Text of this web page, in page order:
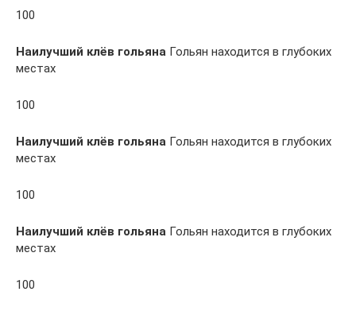
100
Наилучший клёв гольяна Гольян находится в глубоких
местах
100
Наилучший клёв гольяна Гольян находится в глубоких
местах
100
Наилучший клёв гольяна Гольян находится в глубоких
местах
100